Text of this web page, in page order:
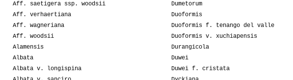
Aff. saetigera ssp. woodsii
Aff. verhaertiana
Aff. wagneriana
Aff. woodsii
Alamensis
Albata
Albata v. longispina
Dumetorum
Duoformis
Duoformis f. tenango del valle
Duoformis v. xuchiapensis
Durangicola
Duwei
Duwei f. cristata